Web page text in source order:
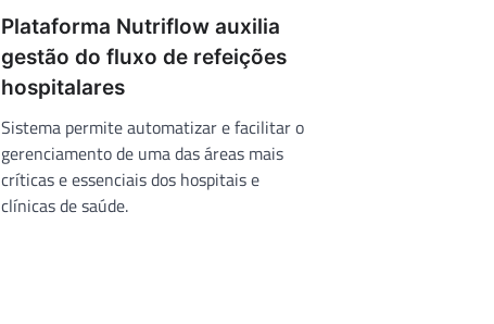
Plataforma Nutriflow auxilia
gestão do fluxo de refeições
hospitalares
Sistema permite automatizar e facilitar o
gerenciamento de uma das áreas mais
críticas e essenciais dos hospitais e
clínicas de saúde.